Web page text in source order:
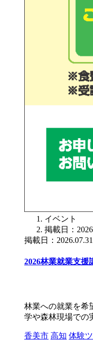
イベント
掲載日：
掲載日：2026.07.31
2026林業就業支援
林業への就業を希
学や森林現場での
香美市 高知 体験